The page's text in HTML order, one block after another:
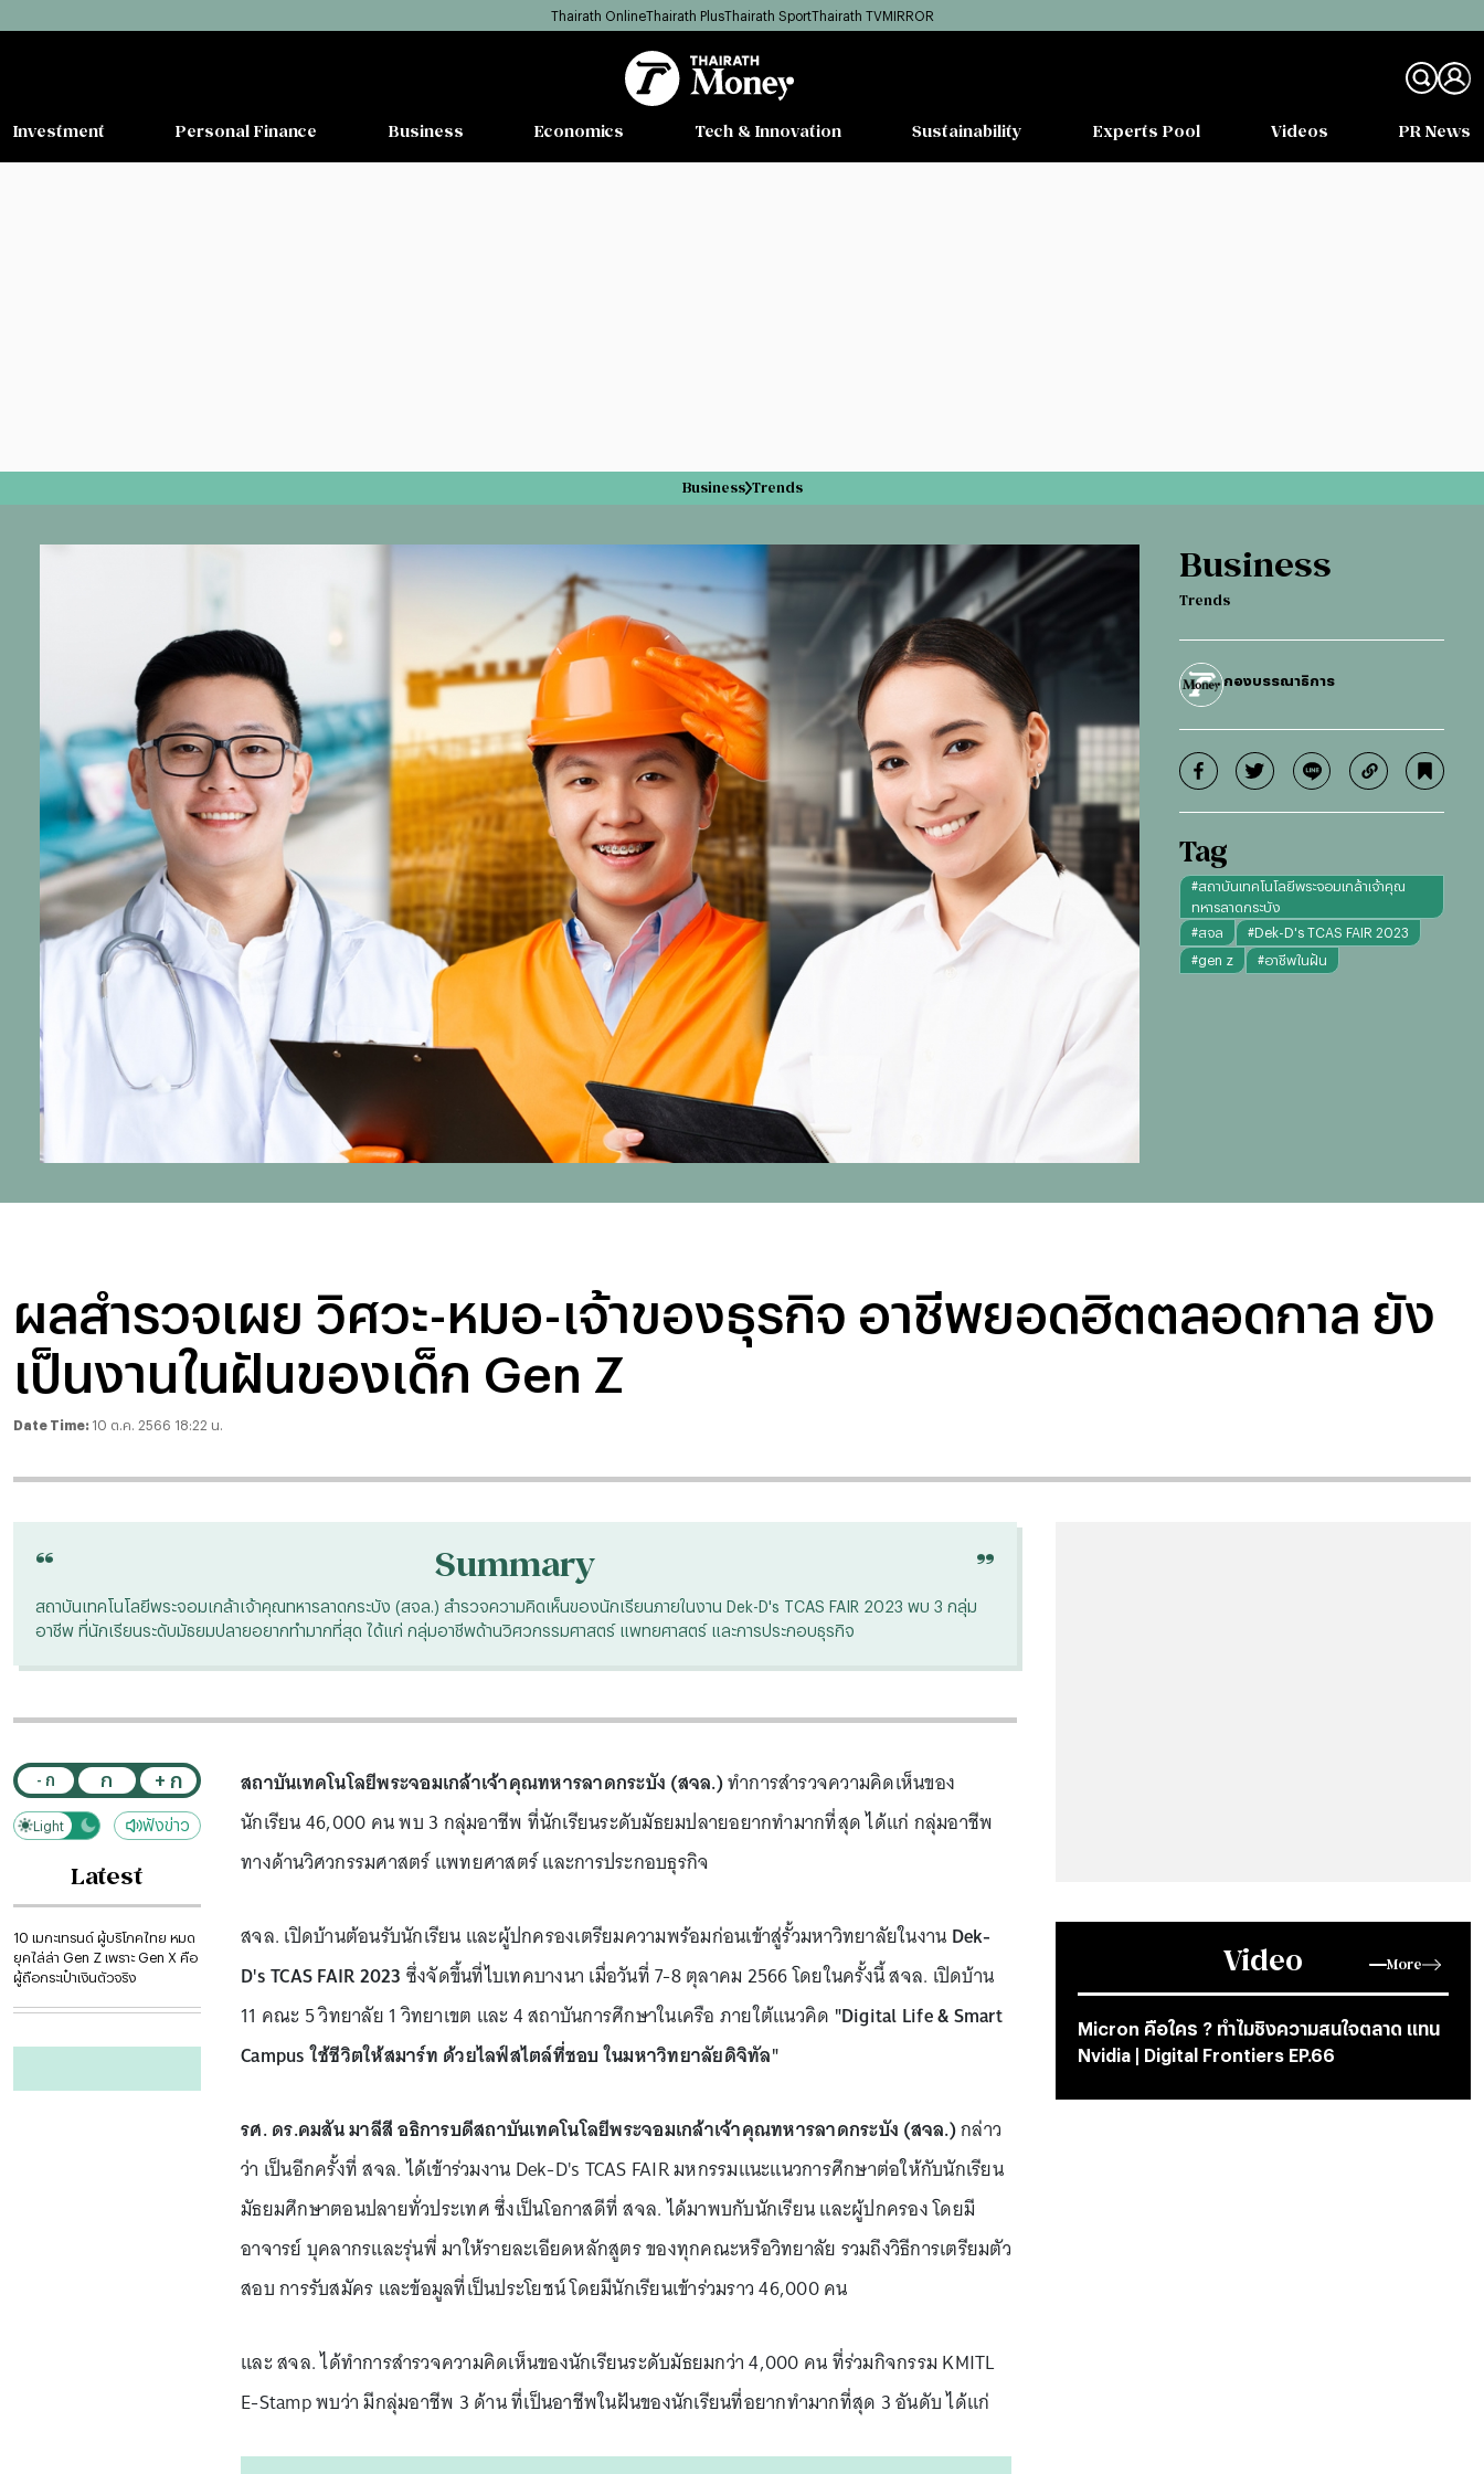
Thairath OnlineThairath PlusThairath SportThairath TVMIRROR
Investment Personal Finance Business Economics Tech & Innovation Sustainability Experts Pool Videos PR News
Business Trends
Business
Trends
กองบรรณาธิการ
Tag
#สถาบันเทคโนโลยีพระจอมเกล้าเจ้าคุณ
ทหารลาดกระบัง
#สจล #Dek-D's TCAS FAIR 2023
#gen z #อาชีพในฝัน
ผลสำรวจเผย วิศวะ-หมอ-เจ้าของธุรกิจ อาชีพยอดฮิตตลอดกาล ยัง
เป็นงานในฝันของเด็ก Gen Z
Date Time: 10 ต.ค. 2566 18:22 น.
Video More
Micron คือใคร ? ทำไมชิงความสนใจตลาด แทน
Nvidia | Digital Frontiers EP.66
“ Summary “
สถาบันเทคโนโลยีพระจอมเกล้าเจ้าคุณทหารลาดกระบัง (สจล.) สำรวจความคิดเห็นของนักเรียนภายในงาน Dek-D's TCAS FAIR 2023 พบ 3 กลุ่ม
อาชีพ ที่นักเรียนระดับมัธยมปลายอยากทำมากที่สุด ได้แก่ กลุ่มอาชีพด้านวิศวกรรมศาสตร์ แพทยศาสตร์ และการประกอบธุรกิจ
- ก ก + ก
Dark
Light ฟังข่าว
Latest
10 เมกะเทรนด์ ผู้บริโภคไทย หมด
ยุคไล่ล่า Gen Z เพราะ Gen X คือ
ผู้ถือกระเป๋าเงินตัวจริง
สถาบันเทคโนโลยีพระจอมเกล้าเจ้าคุณทหารลาดกระบัง (สจล.)ทำการสำรวจความคิดเห็นของ
นักเรียน 46,000 คน พบ 3 กลุ่มอาชีพ ที่นักเรียนระดับมัธยมปลายอยากทำมากที่สุด ได้แก่ กลุ่มอาชีพ
ทางด้านวิศวกรรมศาสตร์ แพทยศาสตร์ และการประกอบธุรกิจ
สจล. เปิดบ้านต้อนรับนักเรียน และผู้ปกครองเตรียมความพร้อมก่อนเข้าสู่รั้วมหาวิทยาลัยในงาน Dek-
D's TCAS FAIR 2023 ซึ่งจัดขึ้นที่ไบเทคบางนา เมื่อวันที่ 7-8 ตุลาคม 2566 โดยในครั้งนี้ สจล. เปิดบ้าน
11 คณะ 5 วิทยาลัย 1 วิทยาเขต และ 4 สถาบันการศึกษาในเครือ ภายใต้แนวคิด "Digital Life & Smart
Campus ใช้ชีวิตให้สมาร์ท ด้วยไลฟ์สไตล์ที่ชอบ ในมหาวิทยาลัยดิจิทัล"
รศ. ดร.คมสัน มาลีสี อธิการบดีสถาบันเทคโนโลยีพระจอมเกล้าเจ้าคุณทหารลาดกระบัง (สจล.)กล่าว
ว่า เป็นอีกครั้งที่ สจล. ได้เข้าร่วมงาน Dek-D's TCAS FAIR มหกรรมแนะแนวการศึกษาต่อให้กับนักเรียน
มัธยมศึกษาตอนปลายทั่วประเทศ ซึ่งเป็นโอกาสดีที่ สจล. ได้มาพบกับนักเรียน และผู้ปกครอง โดยมี
อาจารย์ บุคลากรและรุ่นพี่ มาให้รายละเอียดหลักสูตร ของทุกคณะหรือวิทยาลัย รวมถึงวิธีการเตรียมตัว
สอบ การรับสมัคร และข้อมูลที่เป็นประโยชน์ โดยมีนักเรียนเข้าร่วมราว 46,000 คน
และ สจล. ได้ทำการสำรวจความคิดเห็นของนักเรียนระดับมัธยมกว่า 4,000 คน ที่ร่วมกิจกรรม KMITL
E-Stamp พบว่า มีกลุ่มอาชีพ 3 ด้าน ที่เป็นอาชีพในฝันของนักเรียนที่อยากทำมากที่สุด 3 อันดับ ได้แก่